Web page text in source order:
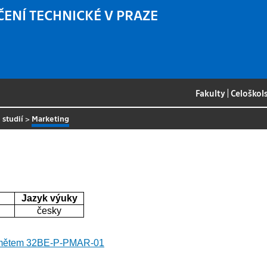
TECHNICKÉ V PRAZE
Fakulty |
studií > Marketing
Jazyk výuky
česky
32BE-P-PMAR-01